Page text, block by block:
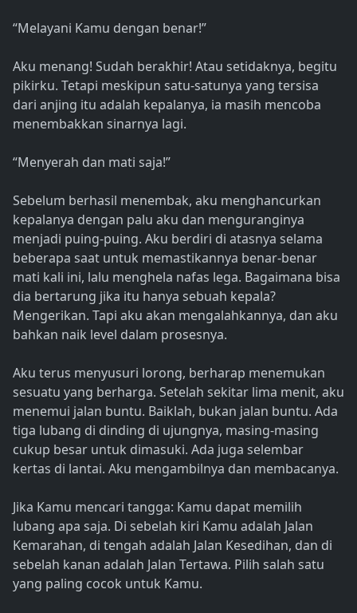
“Melayani Kamu dengan benar!”
Aku menang! Sudah berakhir! Atau setidaknya, begitu
pikirku. Tetapi meskipun satu-satunya yang tersisa
dari anjing itu adalah kepalanya, ia masih mencoba
menembakkan sinarnya lagi.
“Menyerah dan mati saja!”
Sebelum berhasil menembak, aku menghancurkan
kepalanya dengan palu aku dan menguranginya
menjadi puing-puing. Aku berdiri di atasnya selama
beberapa saat untuk memastikannya benar-benar
mati kali ini, lalu menghela nafas lega. Bagaimana bisa
dia bertarung jika itu hanya sebuah kepala?
Mengerikan. Tapi aku akan mengalahkannya, dan aku
bahkan naik level dalam prosesnya.
Aku terus menyusuri lorong, berharap menemukan
sesuatu yang berharga. Setelah sekitar lima menit, aku
menemui jalan buntu. Baiklah, bukan jalan buntu. Ada
tiga lubang di dinding di ujungnya, masing-masing
cukup besar untuk dimasuki. Ada juga selembar
kertas di lantai. Aku mengambilnya dan membacanya.
Jika Kamu mencari tangga: Kamu dapat memilih
lubang apa saja. Di sebelah kiri Kamu adalah Jalan
Kemarahan, di tengah adalah Jalan Kesedihan, dan di
sebelah kanan adalah Jalan Tertawa. Pilih salah satu
yang paling cocok untuk Kamu.